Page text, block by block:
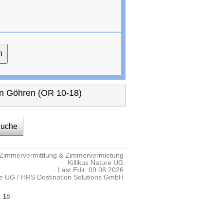
Göhren (OR 10-18)
& Zimmervermietung
Killikus Nature UG
Last Edit: 09.08.2026
UG / HRS Destination Solutions GmbH
18